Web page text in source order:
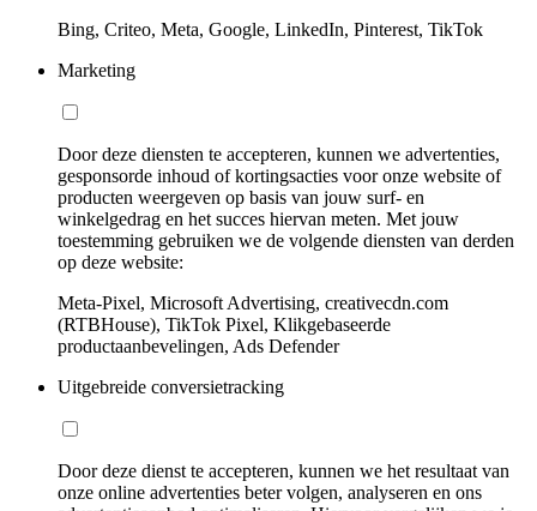
Bing, Criteo, Meta, Google, LinkedIn, Pinterest, TikTok
Marketing
Door deze diensten te accepteren, kunnen we advertenties,
gesponsorde inhoud of kortingsacties voor onze website of
producten weergeven op basis van jouw surf- en
winkelgedrag en het succes hiervan meten. Met jouw
toestemming gebruiken we de volgende diensten van derden
op deze website:
Meta-Pixel, Microsoft Advertising, creativecdn.com
(RTBHouse), TikTok Pixel, Klikgebaseerde
productaanbevelingen, Ads Defender
Uitgebreide conversietracking
Door deze dienst te accepteren, kunnen we het resultaat van
onze online advertenties beter volgen, analyseren en ons